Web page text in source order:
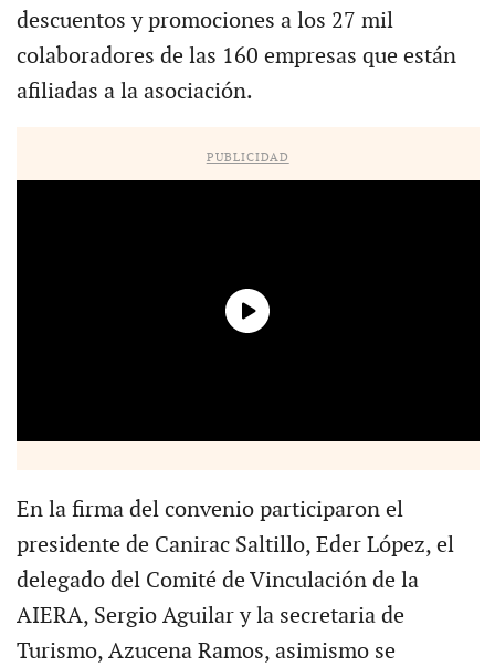
descuentos y promociones a los 27 mil
colaboradores de las 160 empresas que están
afiliadas a la asociación.
PUBLICIDAD
En la firma del convenio participaron el
presidente de Canirac Saltillo, Eder López, el
delegado del Comité de Vinculación de la
AIERA, Sergio Aguilar y la secretaria de
Turismo, Azucena Ramos, asimismo se